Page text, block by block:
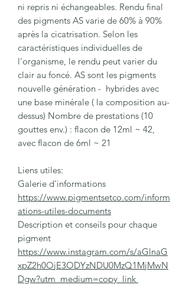
ni repris ni échangeables. Rendu final
des pigments AS varie de 60% à 90%
après la cicatrisation. Selon les
caractéristiques individuelles de
l'organisme, le rendu peut varier du
clair au foncé. AS sont les pigments
nouvelle génération - hybrides avec
une base minérale ( la composition au-
dessus) Nombre de prestations (10
gouttes env.) : flacon de 12ml ~ 42,
avec flacon de 6ml ~ 21
Liens utiles:
Galerie d'informations
https://www.pigmentsetco.com/inform
ations-utiles-documents
Description et conseils pour chaque
pigment
https://www.instagram.com/s/aGlnaG
xpZ2h0OjE3ODYzNDU0MzQ1MjMwN
Dgw?utm_medium=copy_link